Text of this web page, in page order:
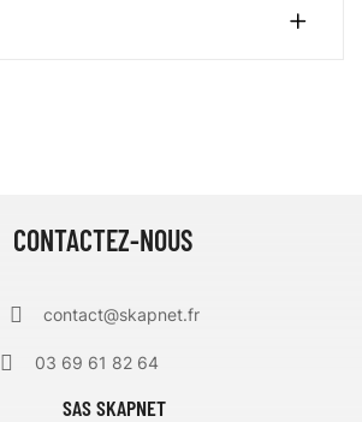
CONTACTEZ-NOUS
contact@skapnet.fr
03 69 61 82 64
SAS SKAPNET